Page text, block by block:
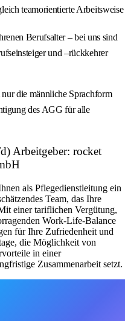
teamorientierte Arbeitsweise
Berufsalter – bei uns sind
und –rückkehrer
die männliche Sprachform
des AGG für alle
Arbeitgeber: rocket
als Pflegedienstleitung ein
Team, das Ihre
einer tariflichen Vergütung,
Work-Life-Balance
für Ihre Zufriedenheit und
die Möglichkeit von
in einer
Zusammenarbeit setzt.